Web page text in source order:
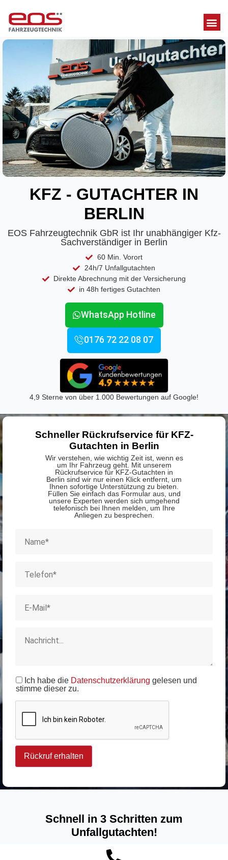
KFZ - GUTACHTER IN
BERLIN
EOS Fahrzeugtechnik GbR ist Ihr unabhängiger Kfz-
Sachverständiger in Berlin
60 Min. Vorort
24h/7 Unfallgutachten
Direkte Abrechnung mit der Versicherung
in 48h fertiges Gutachten
WhatsApp Hotline
0176 72 22 08 07
4,9 Sterne von über 1.000 Bewertungen auf Google!
Schneller Rückrufservice für KFZ-
Gutachten in Berlin
Wir verstehen, wie wichtig Zeit ist, wenn es
um Ihr Fahrzeug geht. Mit unserem
Rückrufservice für KFZ-Gutachten in
Berlin sind wir nur einen Klick entfernt, um
Ihnen sofortige Unterstützung zu bieten.
Füllen Sie einfach das Formular aus, und
unsere Experten werden sich umgehend
telefonisch bei Ihnen melden, um Ihre
Anliegen zu besprechen.
Ich habe die Datenschutzerklärung gelesen und
stimme dieser zu.
Rückruf erhalten
Schnell in 3 Schritten zum
Unfallgutachten!